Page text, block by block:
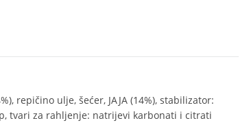
repičino ulje, šećer, JAJA (14%), stabilizator:
tvari za rahljenje: natrijevi karbonati i citrati